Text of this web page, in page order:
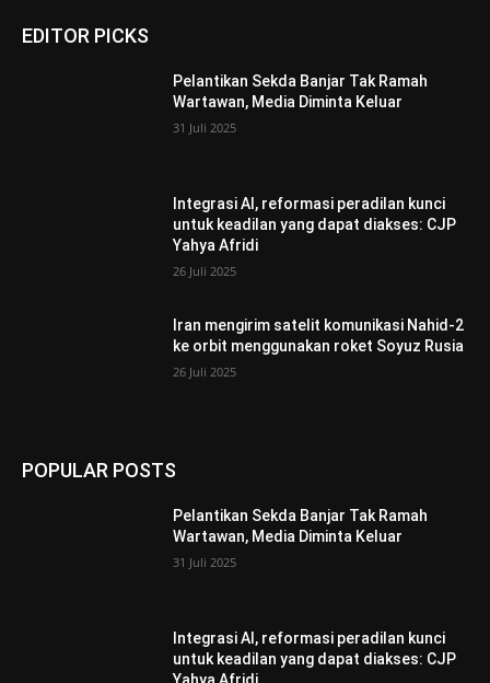
EDITOR PICKS
Pelantikan Sekda Banjar Tak Ramah
Wartawan, Media Diminta Keluar
31 Juli 2025
Integrasi AI, reformasi peradilan kunci
untuk keadilan yang dapat diakses: CJP
Yahya Afridi
26 Juli 2025
Iran mengirim satelit komunikasi Nahid-2
ke orbit menggunakan roket Soyuz Rusia
26 Juli 2025
POPULAR POSTS
Pelantikan Sekda Banjar Tak Ramah
Wartawan, Media Diminta Keluar
31 Juli 2025
Integrasi AI, reformasi peradilan kunci
untuk keadilan yang dapat diakses: CJP
Yahya Afridi